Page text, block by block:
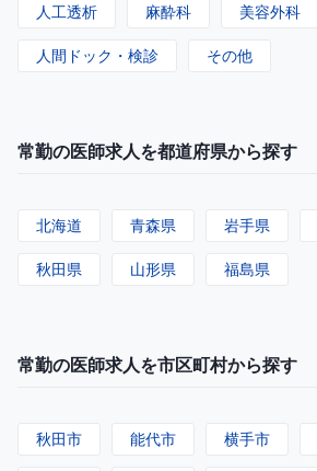
人工透析 麻酔科 美容外科
人間ドック・検診 その他
常勤の医師求人を都道府県から探す
北海道 青森県 岩手県
秋田県 山形県 福島県
常勤の医師求人を市区町村から探す
秋田市 能代市 横手市